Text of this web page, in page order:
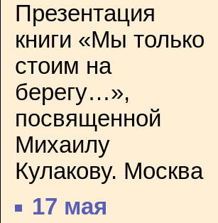
Презентация
книги «Мы только
стоим на
берегу…»,
посвященной
Михаилу
Кулакову. Москва
17 мая